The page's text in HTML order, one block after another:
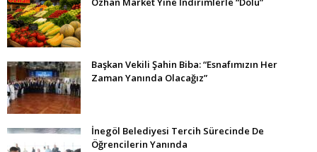
Başkan Vekili Şahin Biba: “Esnafımızın Her
Zaman Yanında Olacağız”
İnegöl Belediyesi Tercih Sürecinde De
Öğrencilerin Yanında